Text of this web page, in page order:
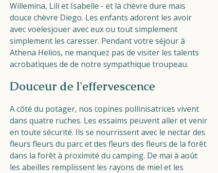
Willemina, Lili et Isabelle - et la chèvre dure mais
douce chèvre Diego. Les enfants adorent les avoir
avecvoelesjouer avec eux ou tout simplement
simplement les caresser. Pendant votre séjour à
Athena Helios, ne manquez pas de visiter les talents
acrobatiques de de notre sympathique troupeau.
Douceur de l'effervescence
A côté du potager, nos copines pollinisatrices vivent
dans quatre ruches. Les essaims peuvent aller et venir
en toute sécurité. Ils se nourrissentavec le nectar des
fleurs fleurs du parc et des fleurs des fleurs de la forêt
dans la forêt à proximité du camping. De mai à août
les abeilles remplissent les rayons de miel et les